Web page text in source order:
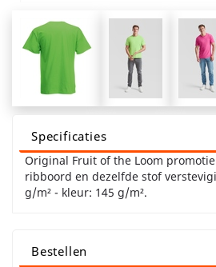
Specificaties
Original Fruit of the Loom
ribboord en dezelfde stof
g/m² - kleur: 145 g/m².
Bestellen